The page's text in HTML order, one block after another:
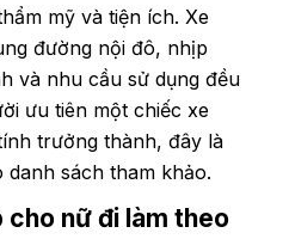
mỹ và tiện ích. Xe
đường nội đô, nhịp
và nhu cầu sử dụng đều
ưu tiên một chiếc xe
trưởng thành, đây là
sách tham khảo.
cho nữ đi làm theo